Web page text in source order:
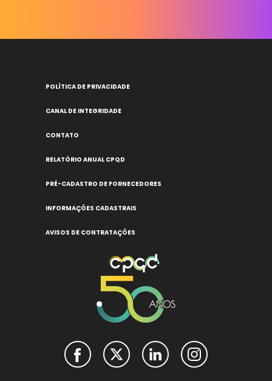
POLÍTICA DE PRIVACIDADE
CANAL DE INTEGRIDADE
CONTATO
RELATÓRIO ANUAL CPQD
PRÉ-CADASTRO DE FORNECEDORES
INFORMAÇÕES CADASTRAIS
AVISOS DE CONTRATAÇÕES